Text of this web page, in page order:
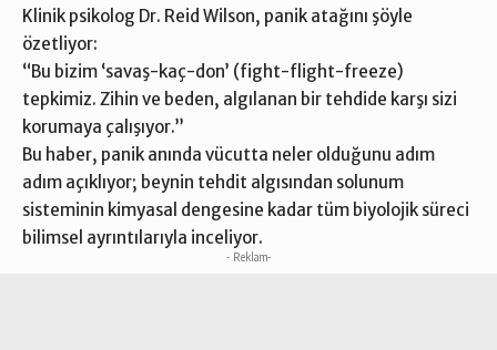
Klinik psikolog Dr. Reid Wilson, panik atağını şöyle
özetliyor:
“Bu bizim ‘savaş-kaç-don’ (fight-flight-freeze)
tepkimiz. Zihin ve beden, algılanan bir tehdide karşı sizi
korumaya çalışıyor.”
Bu haber, panik anında vücutta neler olduğunu adım
adım açıklıyor; beynin tehdit algısından solunum
sisteminin kimyasal dengesine kadar tüm biyolojik süreci
bilimsel ayrıntılarıyla inceliyor.
- Reklam-